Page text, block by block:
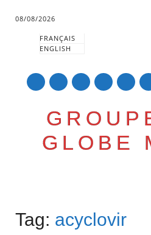
08/08/2026
FRANÇAIS
ENGLISH
GLOBE
Main menu
content
Tag: acyclovir